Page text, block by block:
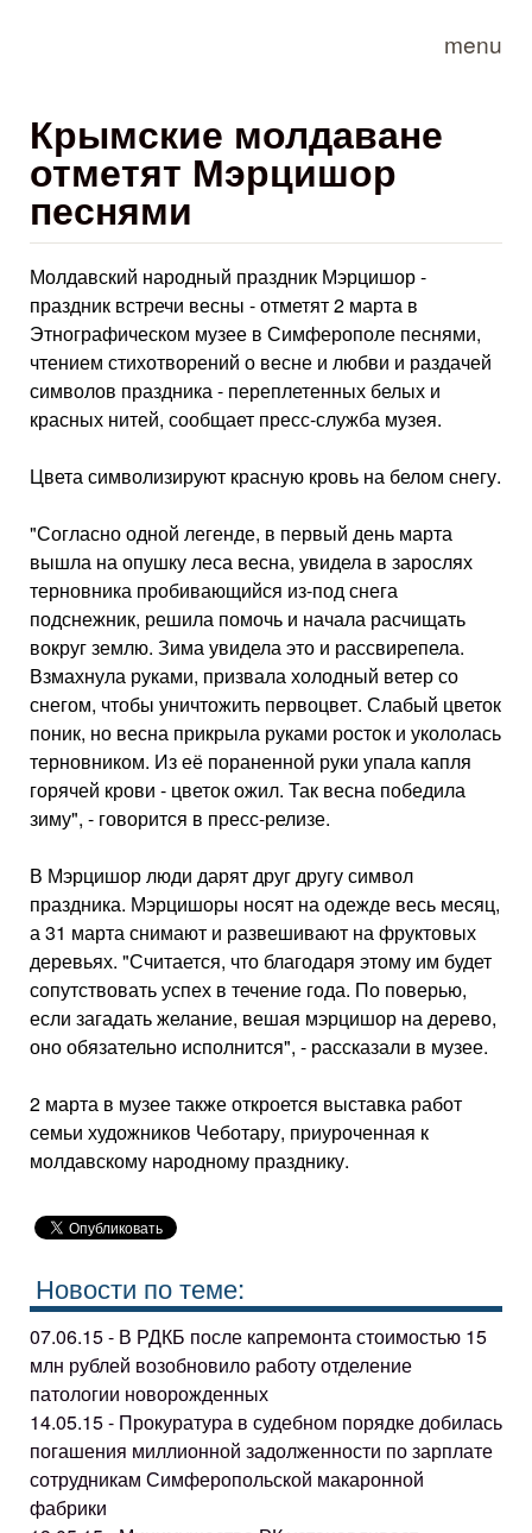
menu
Крымские молдаване
отметят Мэрцишор
песнями
Молдавский народный праздник Мэрцишор -
праздник встречи весны - отметят 2 марта в
Этнографическом музее в Симферополе песнями,
чтением стихотворений о весне и любви и раздачей
символов праздника - переплетенных белых и
красных нитей, сообщает пресс-служба музея.
Цвета символизируют красную кровь на белом снегу.
"Согласно одной легенде, в первый день марта
вышла на опушку леса весна, увидела в зарослях
терновника пробивающийся из-под снега
подснежник, решила помочь и начала расчищать
вокруг землю. Зима увидела это и рассвирепела.
Взмахнула руками, призвала холодный ветер со
снегом, чтобы уничтожить первоцвет. Слабый цветок
поник, но весна прикрыла руками росток и укололась
терновником. Из её пораненной руки упала капля
горячей крови - цветок ожил. Так весна победила
зиму", - говорится в пресс-релизе.
В Мэрцишор люди дарят друг другу символ
праздника. Мэрцишоры носят на одежде весь месяц,
а 31 марта снимают и развешивают на фруктовых
деревьях. "Считается, что благодаря этому им будет
сопутствовать успех в течение года. По поверью,
если загадать желание, вешая мэрцишор на дерево,
оно обязательно исполнится", - рассказали в музее.
2 марта в музее также откроется выставка работ
семьи художников Чеботару, приуроченная к
молдавскому народному празднику.
Новости по теме:
07.06.15 - В РДКБ после капремонта стоимостью 15
млн рублей возобновило работу отделение
патологии новорожденных
14.05.15 - Прокуратура в судебном порядке добилась
погашения миллионной задолженности по зарплате
сотрудникам Симферопольской макаронной
фабрики